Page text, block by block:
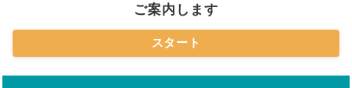
ご案内します
スタート